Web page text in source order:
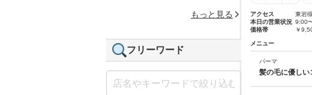
アクセス
東岩
本日の営業状況 9:00
価格帯
￥
メニュー
パーマ
髪の毛に優しい
もっと見る
フリーワード